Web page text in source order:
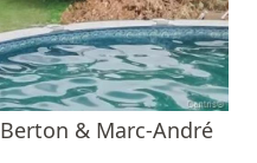
& Marc-André